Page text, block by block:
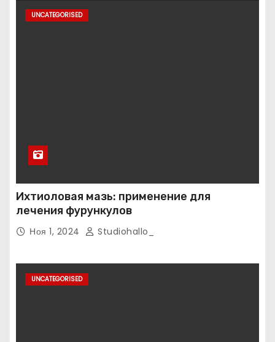
UNCATEGORISED
Ихтиоловая мазь: применение для
лечения фурункулов
Ноя 1, 2024 Studiohallo_
UNCATEGORISED